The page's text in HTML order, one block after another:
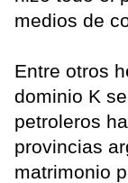
medios de
Entre otros
dominio K
petroleros
provincias
matrimonio